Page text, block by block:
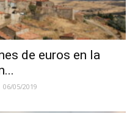
de euros en la
06/05/2019